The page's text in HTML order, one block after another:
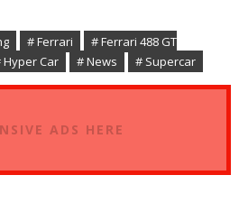
# Ferrari
# Ferrari 488 GT
Hyper Car # News # Supercar
ADS HERE